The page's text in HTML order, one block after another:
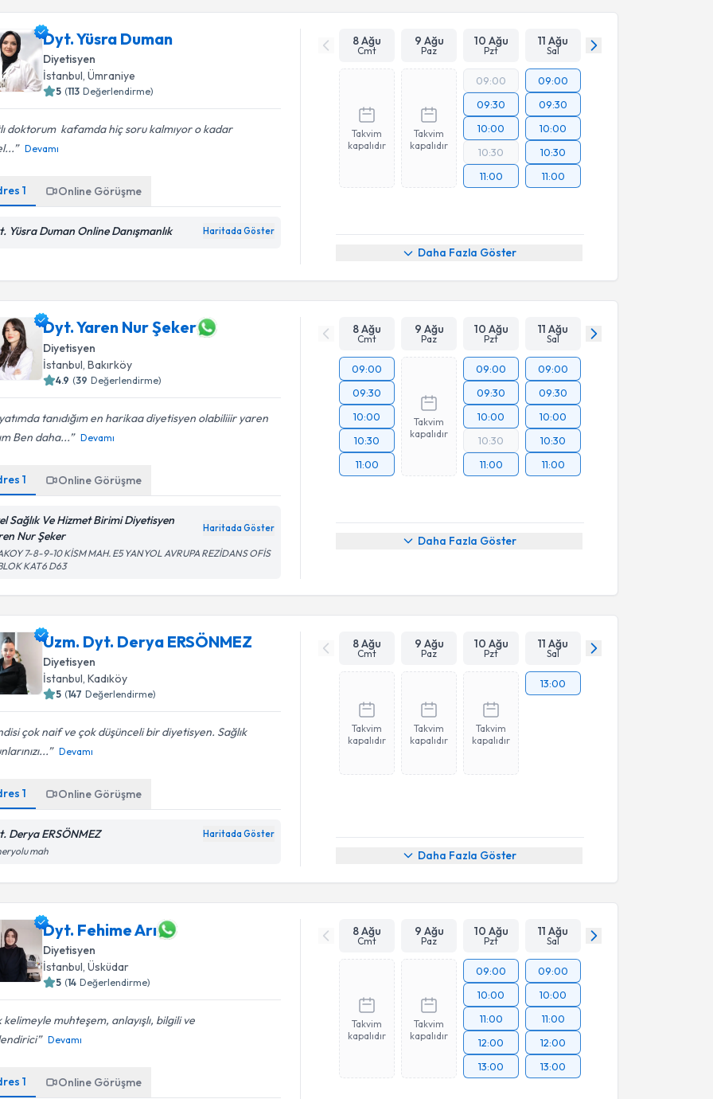
Dyt. Yüsra Duman
Diyetisyen
İstanbul, Ümraniye
5 (113 Değerlendirme)
doktorum ️ kafamda hiç soru kalmıyor o kadar
Devamı
1 Online Görüşme
Yüsra Duman Online Danışmanlık Haritada Göster
8 Ağu
Cmt
9 Ağu
Paz
10 Ağu
Pzt
11 Ağu
Sal
Takvim
kapalıdır
Takvim
kapalıdır
09:00
09:30
10:00
10:30
11:00
09:00
09:30
10:00
10:30
11:00
Daha Fazla Göster
Dyt. Yaren Nur Şeker
Diyetisyen
İstanbul , Bakırköy
4.9 (39 Değerlendirme)
tanıdığım en harikaa diyetisyen olabiliiir yaren
Ben daha...
Devamı
1 Online Görüşme
Sağlık Ve Hizmet Birimi Diyetisyen
Nur Şeker
Haritada Göster
7-8-9-10 KİSM MAH. E5 YANYOL AVRUPA REZİDANS OFİS
KAT6 D63
8 Ağu
Cmt
9 Ağu
Paz
10 Ağu
Pzt
11 Ağu
Sal
09:00
09:30
10:00
10:30
11:00
Takvim
kapalıdır
09:00
09:30
10:00
10:30
11:00
09:00
09:30
10:00
10:30
11:00
Daha Fazla Göster
Uzm. Dyt. Derya ERSÖNMEZ
Diyetisyen
İstanbul , Kadıköy
5 (147 Değerlendirme)
çok naif ve çok düşünceli bir diyetisyen. Sağlık
Devamı
1 Online Görüşme
Derya ERSÖNMEZ Haritada Göster
mah
8 Ağu
Cmt
9 Ağu
Paz
10 Ağu
Pzt
11 Ağu
Sal
Takvim
kapalıdır
Takvim
kapalıdır
Takvim
kapalıdır
13:00
Daha Fazla Göster
Dyt. Fehime Arı
Diyetisyen
İstanbul, Üsküdar
5 (14 Değerlendirme)
kelimeyle muhteşem, anlayışlı, bilgili ve
Devamı
1 Online Görüşme
8 Ağu
Cmt
9 Ağu
Paz
10 Ağu
Pzt
11 Ağu
Sal
Takvim
kapalıdır
Takvim
kapalıdır
09:00
10:00
11:00
12:00
13:00
09:00
10:00
11:00
12:00
13:00